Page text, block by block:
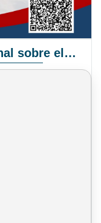
Pronunciamiento Institucional sobre el Proyecto de Ley N° 068/2025-2026 C.S.